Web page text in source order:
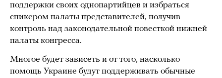
поддержки своих однопартийцев и избраться
спикером палаты представителей, получив
контроль над законодательной повесткой нижней
палаты конгресса.
Многое будет зависеть и от того, насколько
помощь Украине будут поддерживать обычные